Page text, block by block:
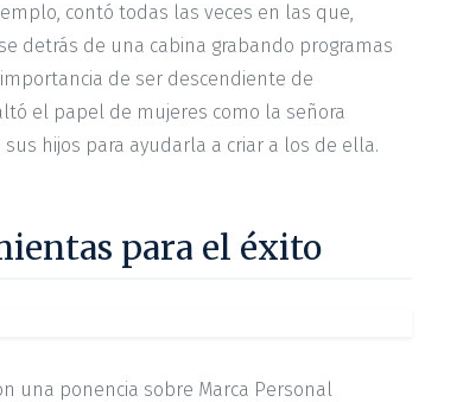
contó todas las veces en las que,
detrás de una cabina grabando programas
de ser descendiente de
el papel de mujeres como la señora
hijos para ayudarla a criar a los de ella.
para el éxito
una ponencia sobre Marca Personal